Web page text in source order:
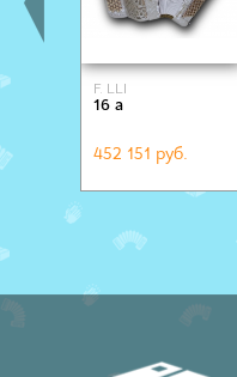
F. LLI
ALESSANDRINI
16 a
452 151 руб.